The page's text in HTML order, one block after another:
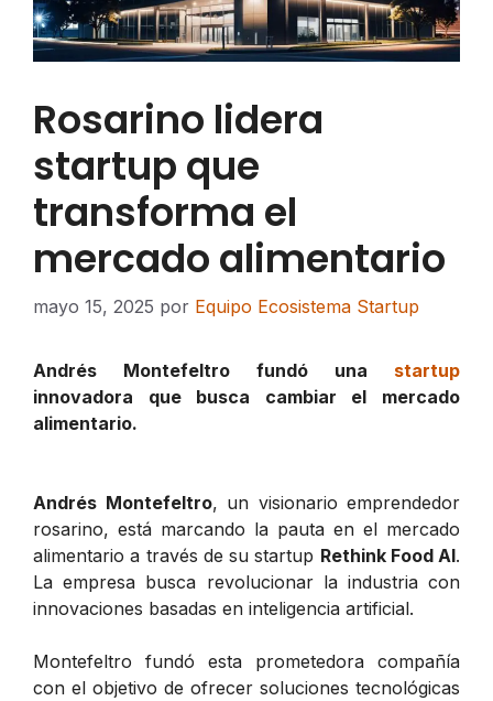
Rosarino lidera
startup que
transforma el
mercado alimentario
mayo 15, 2025 por Equipo Ecosistema Startup
Andrés Montefeltro fundó una startup
innovadora que busca cambiar el mercado
alimentario.
Andrés Montefeltro, un visionario emprendedor
rosarino, está marcando la pauta en el mercado
alimentario a través de su startup Rethink Food AI.
La empresa busca revolucionar la industria con
innovaciones basadas en inteligencia artificial.
Montefeltro fundó esta prometedora compañía
con el objetivo de ofrecer soluciones tecnológicas